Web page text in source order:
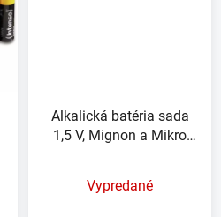
Alkalická batéria sada
1,5 V, Mignon a Mikro
Vypredané